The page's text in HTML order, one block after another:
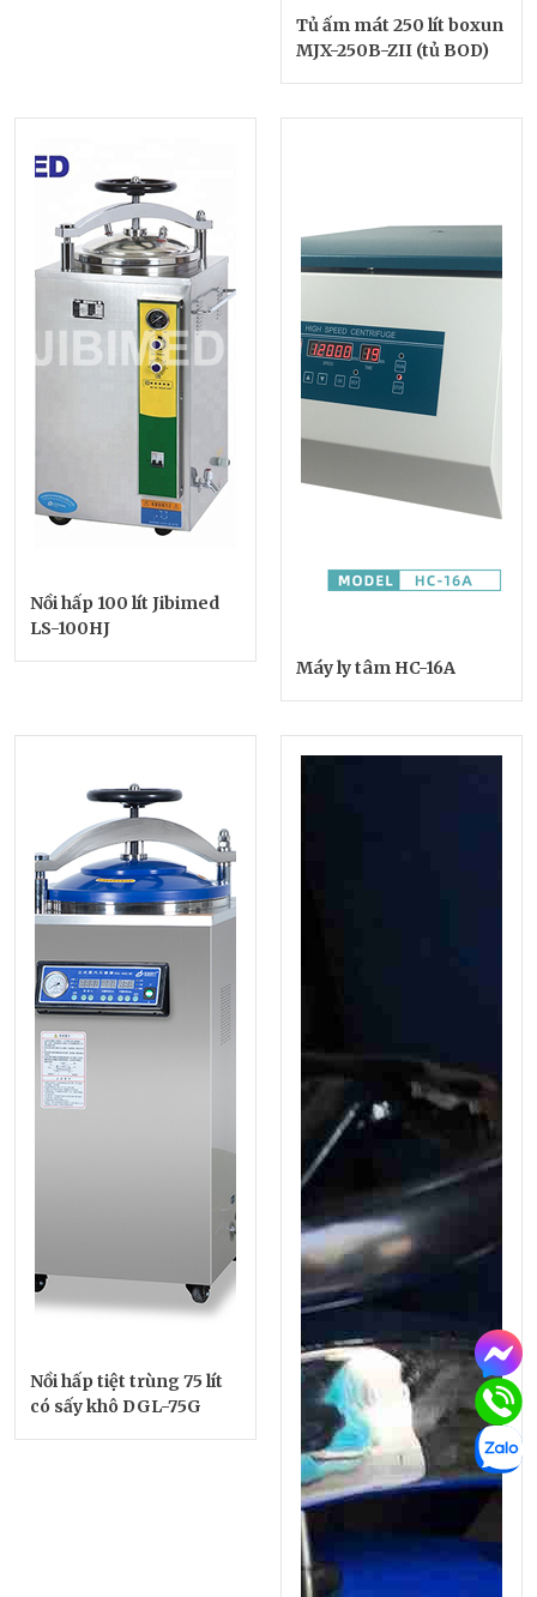
Tủ ấm mát 250 lít boxun
MJX-250B-ZII (tủ BOD)
Nồi hấp 100 lít Jibimed
LS-100HJ
Máy ly tâm HC-16A
Nồi hấp tiệt trùng 75 lít
có sấy khô DGL-75G